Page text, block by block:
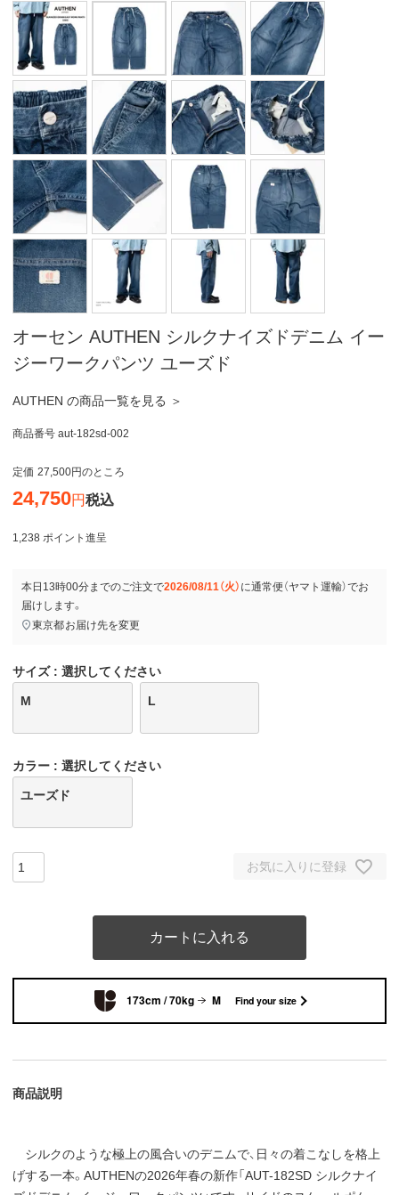
オーセン AUTHEN シルクナイズドデニム イー
ジーワークパンツ ユーズド
AUTHEN の商品一覧を見る ＞
商品番号 aut-182sd-002
定価 27,500 のところ
24,750 税込
1,238 ポイント進呈
本日 13時00分までのご注文で2026/08/11（火） に通常便（ヤマト運輸）でお
届けします。
東京都お届け先を変更
サイズ 選択してください
M L
カラー 選択してください
ユーズド
お気に入りに登録
カートに入れる
173cm / 70kg M Find your size
商品説明
シルクのような極上の風合いのデニムで、日々の着こなしを格上
げする一本。AUTHENの2026年春の新作「AUT-182SD シルクナイ